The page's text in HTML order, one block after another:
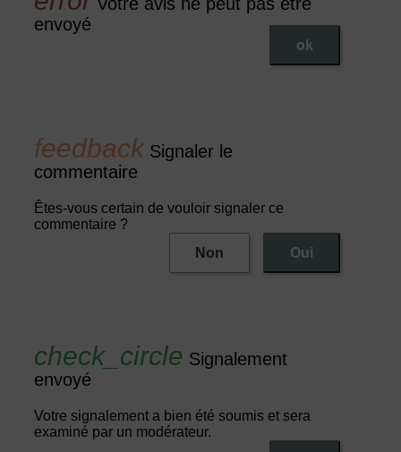
Votre avis ne peut pas être
envoyé
ok
Signaler le
commentaire
Êtes-vous certain de vouloir signaler ce
commentaire ?
Non
Oui
Signalement
envoyé
Votre signalement a bien été soumis et sera
examiné par un modérateur.